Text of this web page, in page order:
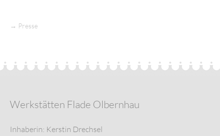
→ Presse
Werkstätten Flade Olbernhau
Inhaberin: Kerstin Drechsel